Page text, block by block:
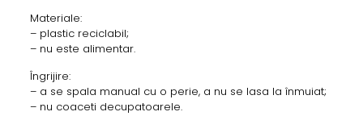
Materiale:
– plastic reciclabil;
– nu este alimentar.
Îngrijire:
– a se spala manual cu o perie, a nu se lasa la înmuiat;
– nu coaceti decupatoarele.